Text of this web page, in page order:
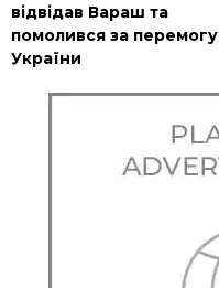
відвідав Вараш та
помолився за перемогу
України